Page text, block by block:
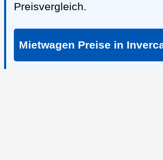
Preisvergleich.
Mietwagen Preise in